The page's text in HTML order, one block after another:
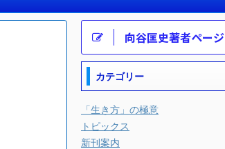
向谷匡史著者ページ
カテゴリー
「生き方」の極意
トピックス
新刊案内